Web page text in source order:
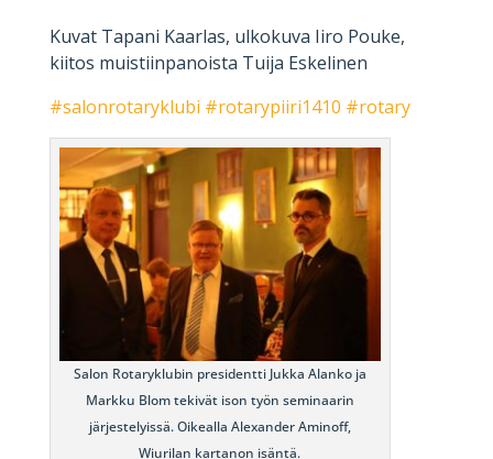
Kuvat Tapani Kaarlas, ulkokuva Iiro Pouke,
kiitos muistiinpanoista Tuija Eskelinen
#salonrotaryklubi #rotarypiiri1410 #rotary
Salon Rotaryklubin presidentti Jukka Alanko ja
Markku Blom tekivät ison työn seminaarin
järjestelyissä. Oikealla Alexander Aminoff,
Wiurilan kartanon isäntä.